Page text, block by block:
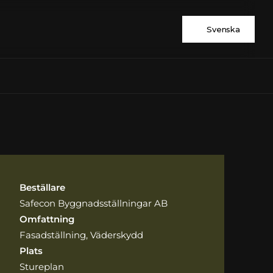
Svenska
Beställare
Safecon Byggnadsställningar AB
Omfattning
Fasadställning, Väderskydd
Plats
Stureplan